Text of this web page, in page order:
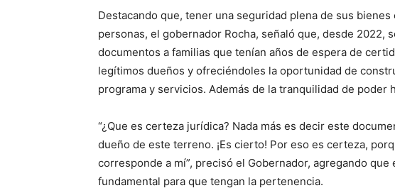
Destacando que, tener una seguridad plena de sus
personas, el gobernador Rocha, señaló que, desde 2022,
documentos a familias que tenían años de espera de
legítimos dueños y ofreciéndoles la oportunidad de
programa y servicios. Además de la tranquilidad de poder
“¿Que es certeza jurídica? Nada más es decir este
dueño de este terreno. ¡Es cierto! Por eso es certeza,
corresponde a mí”, precisó el Gobernador, agregando
fundamental para que tengan la pertenencia.